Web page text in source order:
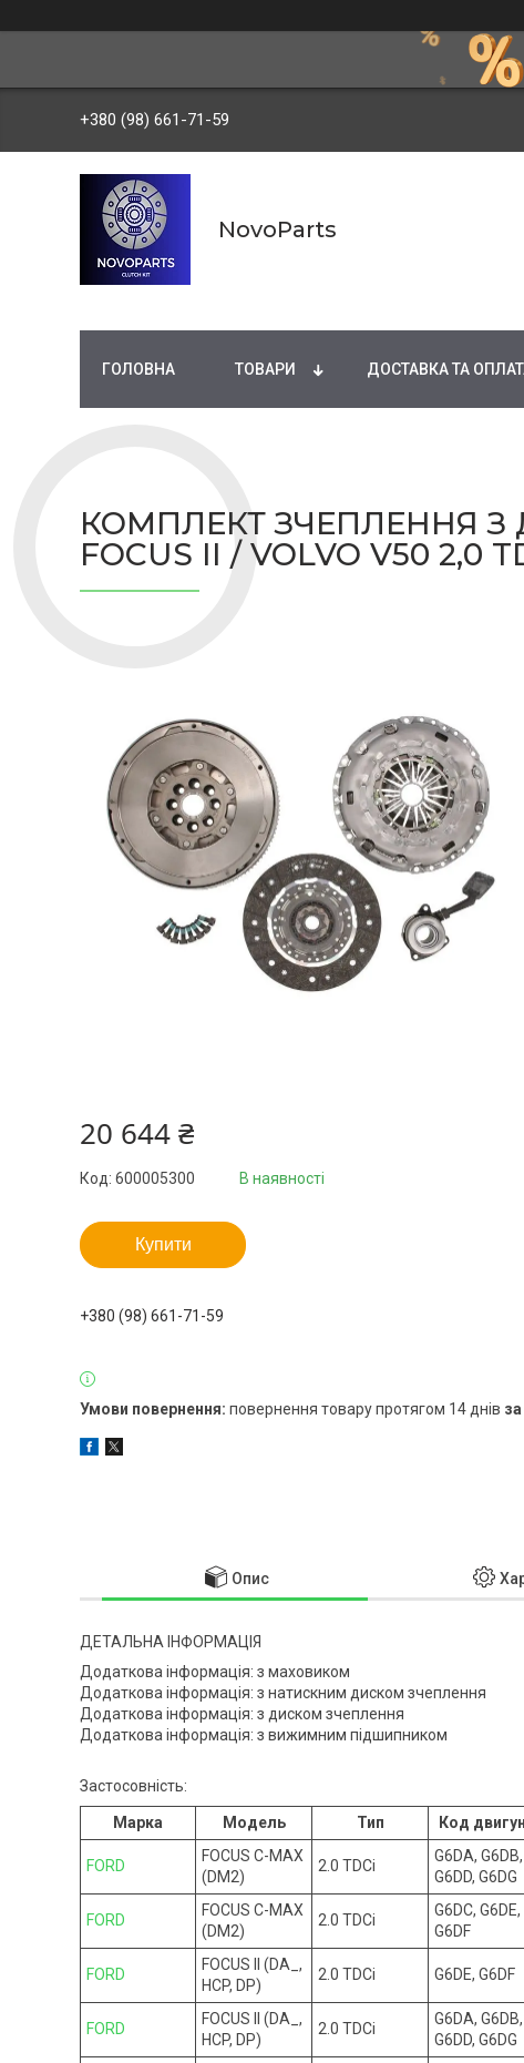
+380 (98) 661-71-59
NovoParts
ГОЛОВНА ТОВАРИ ДОСТАВКА ТА
КОМПЛЕКТ ЗЧЕПЛЕННЯ З
FOCUS II / VOLVO V50 2,0
20 644 ₴
В наявності
Код: 600005300
Купити
+380 (98) 661-71-59
повернення товару протягом 14 днів
Опис
ДЕТАЛЬНА ІНФОРМАЦІЯ
Додаткова інформація: з маховиком
Додаткова інформація: з натискним диском зчеплення
Додаткова інформація: з диском зчеплення
Додаткова інформація: з вижимним підшипником
Застосовність:
Марка Модель Тип Код
FORD
FOCUS C-MAX
(DM2)
2.0 TDCi
G6DA, G6DB,
G6DD, G6DG
FORD
FOCUS C-MAX
(DM2)
2.0 TDCi
G6DC, G6DE,
G6DF
FORD
FOCUS II (DA_,
HCP, DP)
2.0 TDCi G6DE, G6DF
FORD
FOCUS II (DA_,
HCP, DP)
2.0 TDCi
G6DA, G6DB,
G6DD, G6DG